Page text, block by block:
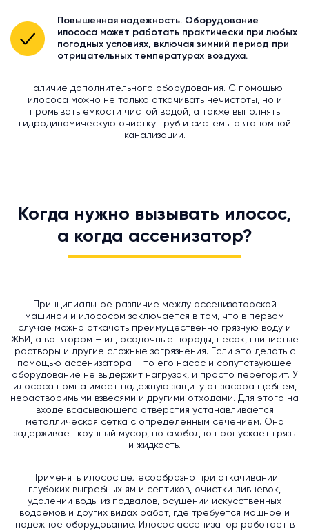
Повышенная надежность. Оборудование
илососа может работать практически при любых
погодных условиях, включая зимний период при
отрицательных температурах воздуха.
Наличие дополнительного оборудования. С помощью
илососа можно не только откачивать нечистоты, но и
промывать емкости чистой водой, а также выполнять
гидродинамическую очистку труб и системы автономной
канализации.
Когда нужно вызывать илосос,
а когда ассенизатор?
Принципиальное различие между ассенизаторской
машиной и илососом заключается в том, что в первом
случае можно откачать преимущественно грязную воду и
ЖБИ, а во втором – ил, осадочные породы, песок, глинистые
растворы и другие сложные загрязнения. Если это делать с
помощью ассенизатора – то его насос и сопутствующее
оборудование не выдержит нагрузок, и просто перегорит. У
илососа помпа имеет надежную защиту от засора щебнем,
нерастворимыми взвесями и другими отходами. Для этого на
входе всасывающего отверстия устанавливается
металлическая сетка с определенным сечением. Она
задерживает крупный мусор, но свободно пропускает грязь
и жидкость.
Применять илосос целесообразно при откачивании
глубоких выгребных ям и септиков, очистки ливневок,
удалении воды из подвалов, осушении искусственных
водоемов и других видах работ, где требуется мощное и
надежное оборудование. Илосос ассенизатор работает в